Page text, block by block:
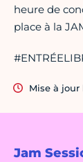
Jam
heure de
place à la
Mise à jour